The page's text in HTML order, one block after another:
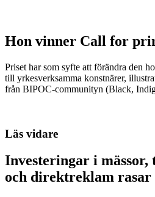
Hon vinner Call for
Priset har som syfte att förändra den
till yrkesverksamma konstnärer,
från BIPOC-communityn (Black,
Läs vidare
Investeringar i
och direktreklam rasar